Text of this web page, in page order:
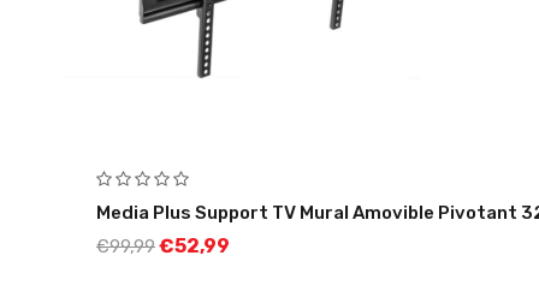
Media Plus Support TV Mural Amovible Pivotant
€99,99€52,99